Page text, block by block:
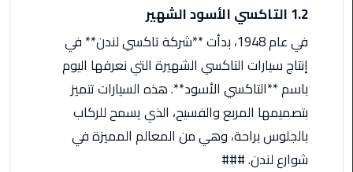
ليموزين
الشيخ
ليموزين
مرسى
مطروح
1.2 التاكسي الأسود الشهير
في عام 1948، بدأت **شركة تاكسي لندن** في
إنتاج سيارات التاكسي الشهيرة التي نعرفها اليوم
باسم **التاكسي الأسود**. هذه السيارات تتميز
بتصميمها المربع والفسيح، الذي يسمح للركاب
بالجلوس براحة، وهي من المعالم المميزة في
شوارع لندن. ###